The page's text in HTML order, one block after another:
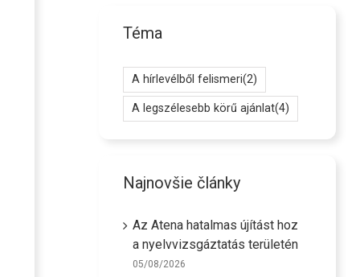
Téma
A hírlevélből felismeri(2)
A legszélesebb körű ajánlat(4)
Najnovšie články
Az Atena hatalmas újítást hoz
a nyelvvizsgáztatás területén
05/08/2026